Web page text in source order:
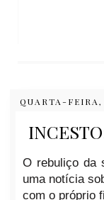
QUARTA-
O rebuliço da
uma notícia
com o próprio